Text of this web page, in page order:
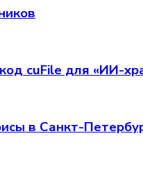
cuFile для «ИИ-
в Санкт-